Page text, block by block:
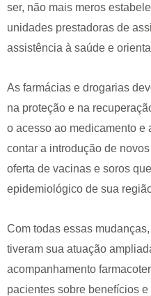
ser, não mais meros
unidades prestadoras de
assistência à saúde e
As farmácias e drogarias
na proteção e na
o acesso ao medicamento e
contar a introdução de
oferta de vacinas e soros
epidemiológico de sua
Com todas essas
tiveram sua atuação
acompanhamento
pacientes sobre benefícios